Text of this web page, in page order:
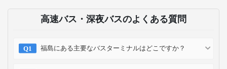
高速バス・深夜バスのよくある質問
福島にある主要なバスターミナルはどこですか？